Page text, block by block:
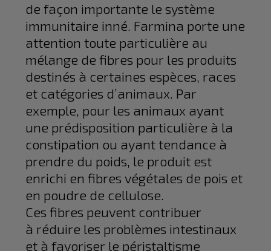
de façon importante le système
immunitaire inné. Farmina porte une
attention toute particulière au
mélange de fibres pour les produits
destinés à certaines espèces, races
et catégories d’animaux. Par
exemple, pour les animaux ayant
une prédisposition particulière à la
constipation ou ayant tendance à
prendre du poids, le produit est
enrichi en fibres végétales de pois et
en poudre de cellulose.
Ces fibres peuvent contribuer
à réduire les problèmes intestinaux
et à favoriser le péristaltisme